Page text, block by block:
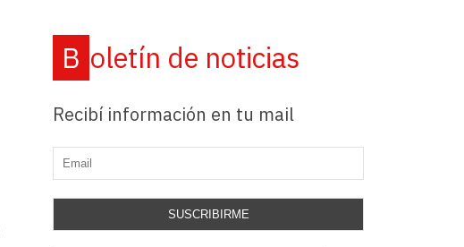
Boletín de noticias
Recibí información en tu mail
SUSCRIBIRME